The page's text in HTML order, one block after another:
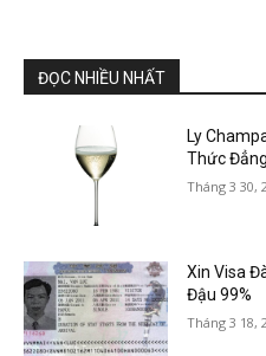
ĐỌC NHIỀU NHẤT
Ly
Thức
Tháng 3 30,
Xin Visa
Đậu 99%
Tháng 3 18,